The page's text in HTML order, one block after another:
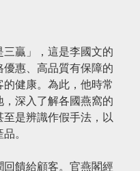
三贏」，這是李國文的
惠、高品質有保障的
健康。為此，他時常
深入了解各國燕窩的
是辨識作假手法，以
。
饋給顧客。官燕閣經